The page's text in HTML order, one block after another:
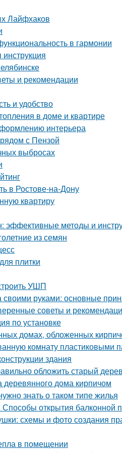
Лайфхаков
в гармонии
и рекомендации
и удобство
в доме и квартире
интерьера
с Пензой
выбросах
в Ростове-на-Дону
квартиру
методы и
из семян
плитки
УШП
руками: основные
советы и
по установке
домах, обложенных
комнату пластиковыми
здания
обложить старый
дома кирпичом
знать о таком типе жилья
открытия балконной
схемы и фото создания
в помещении